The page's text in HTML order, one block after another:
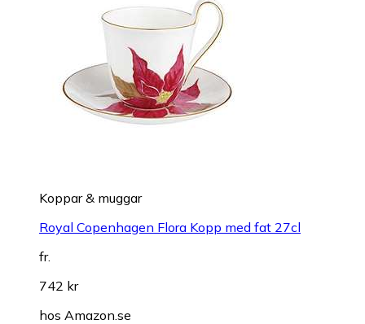
Koppar & muggar
Royal Copenhagen Flora Kopp med fat 27cl
fr.
742 kr
hos Amazon.se